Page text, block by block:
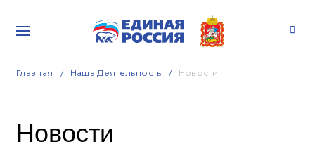
Главная Наша Деятельность Новости
Новости